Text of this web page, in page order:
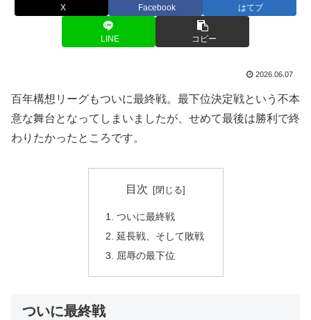
X Facebook はてブ
LINE コピー
2026.06.07
百年構想リーグもついに最終戦。最下位決定戦という不本
意な舞台となってしまいましたが、せめて最後は勝利で終
わりたかったところです。
目次
ついに最終戦
延長戦、そして敗戦
屈辱の最下位
ついに最終戦